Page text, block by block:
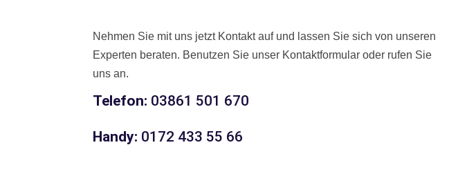
Nehmen Sie mit uns jetzt Kontakt auf und lassen Sie sich von unseren
Experten beraten. Benutzen Sie unser Kontaktformular oder rufen Sie
uns an.
Telefon: 03861 501 670
Handy: 0172 433 55 66